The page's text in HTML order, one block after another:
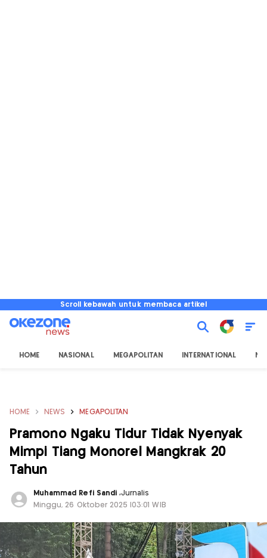
Scroll kebawah untuk membaca artikel
HOME NASIONAL MEGAPOLITAN INTERNATIONAL
HOME NEWS MEGAPOLITAN
Pramono Ngaku Tidur Tidak Nyenyak
Mimpi Tiang Monorel Mangkrak 20
Tahun
Muhammad Refi Sandi ,Jurnalis
Minggu, 26 Oktober 2025 |03:01 WIB